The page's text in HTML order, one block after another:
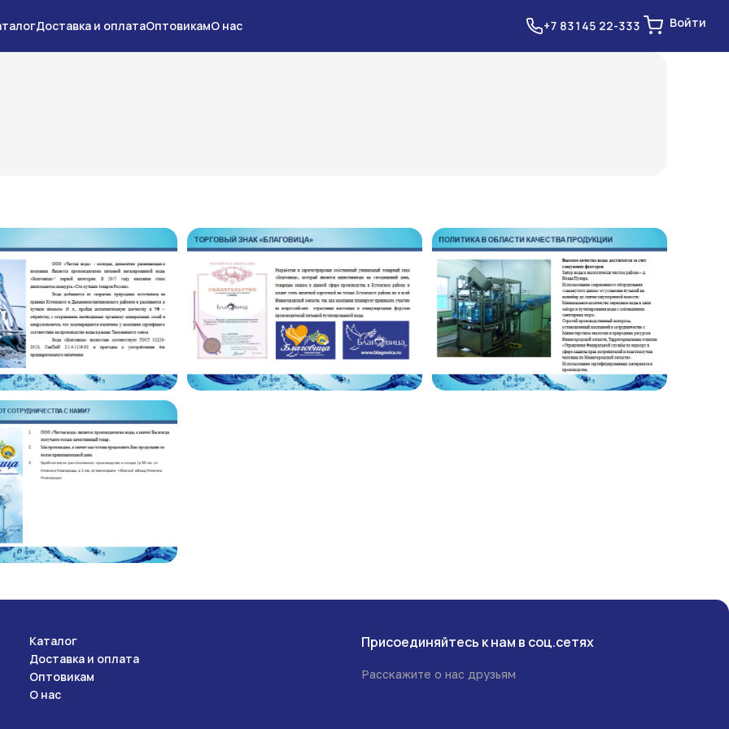
Доставка и оплатаОптовикамО нас +7 83145 22-333 Войти
Каталог
Доставка и оплата
Оптовикам
О нас
Присоединяйтесь к нам в соц.сетях
Расскажите о нас друзьям